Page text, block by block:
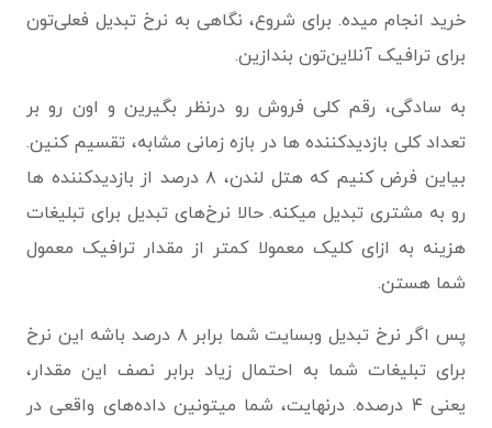
خرید انجام میده. برای شروع، نگاهی به نرخ تبدیل فعلی‌تون
برای ترافیک آنلاین‌تون بندازین.
به سادگی، رقم کلی فروش رو درنظر بگیرین و اون رو بر
تعداد کلی بازدیدکننده ها در بازه‌ زمانی مشابه، تقسیم کنین.
بیاین فرض کنیم که هتل لندن، ۸ درصد از بازدیدکننده ها
رو به مشتری تبدیل میکنه. حالا نرخ‌های تبدیل برای تبلیغات
هزینه ‌به ‌ازای ‌کلیک معمولا کمتر از مقدار ترافیک معمول
شما هستن.
پس اگر نرخ تبدیل وبسایت شما برابر ۸ درصد باشه این نرخ
برای تبلیغات شما به احتمال زیاد برابر نصف این مقدار،
یعنی ۴ درصده. درنهایت، شما میتونین داده‌های واقعی در